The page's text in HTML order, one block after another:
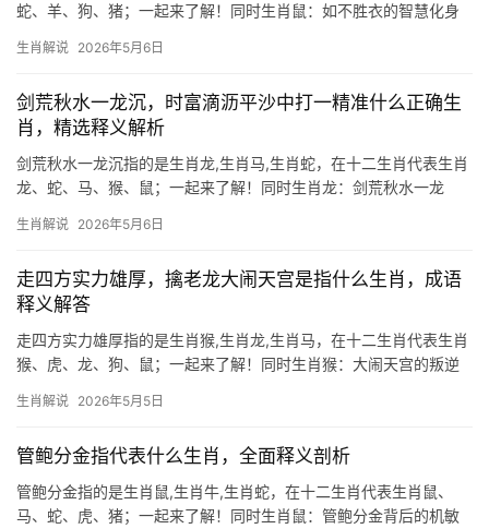
蛇、羊、狗、猪；一起来了解！同时生肖鼠：如不胜衣的智慧化身
机，鼠为十二生肖之首，体型虽小却机敏过人，恰如成语中“衣不蔽
生肖解说 2026年5月6日
剑荒秋水一龙沉，时富滴沥平沙中打一精准什么正确生
肖，精选释义解析
剑荒秋水一龙沉指的是生肖龙,生肖马,生肖蛇，在十二生肖代表生肖
龙、蛇、马、猴、鼠；一起来了解！同时生肖龙：剑荒秋水一龙
机，如同沉入秋水的龙影，看似沉寂却暗藏锋芒，2024甲辰龙年对
生肖解说 2026年5月6日
走四方实力雄厚，擒老龙大闹天宫是指什么生肖，成语
释义解答
走四方实力雄厚指的是生肖猴,生肖龙,生肖马，在十二生肖代表生肖
猴、虎、龙、狗、鼠；一起来了解！同时生肖猴：大闹天宫的叛逆
生肖猴，猴子上天入地、无所不能的形象，恰如《西游记》中孙悟
生肖解说 2026年5月5日
管鲍分金指代表什么生肖，全面释义剖析
管鲍分金指的是生肖鼠,生肖牛,生肖蛇，在十二生肖代表生肖鼠、
马、蛇、虎、猪；一起来了解！同时生肖鼠：管鲍分金背后的机敏